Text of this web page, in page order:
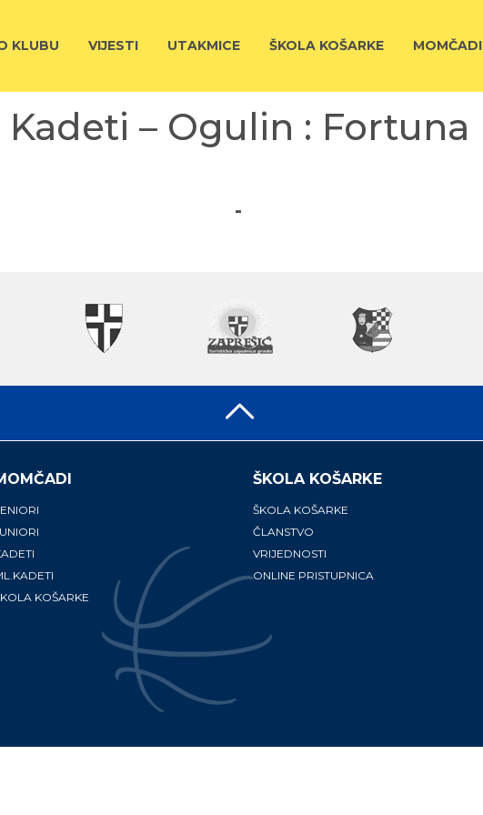
KLUBU VIJESTI UTAKMICE ŠKOLA KOŠARKE MOMČADI
Kadeti – Ogulin : Fortuna
-
KOŠARKE
ŠKOLA KOŠARKE
ŠKOLA KOŠARKE
ČLANSTVO
VRIJEDNOSTI
ONLINE PRISTUPNICA